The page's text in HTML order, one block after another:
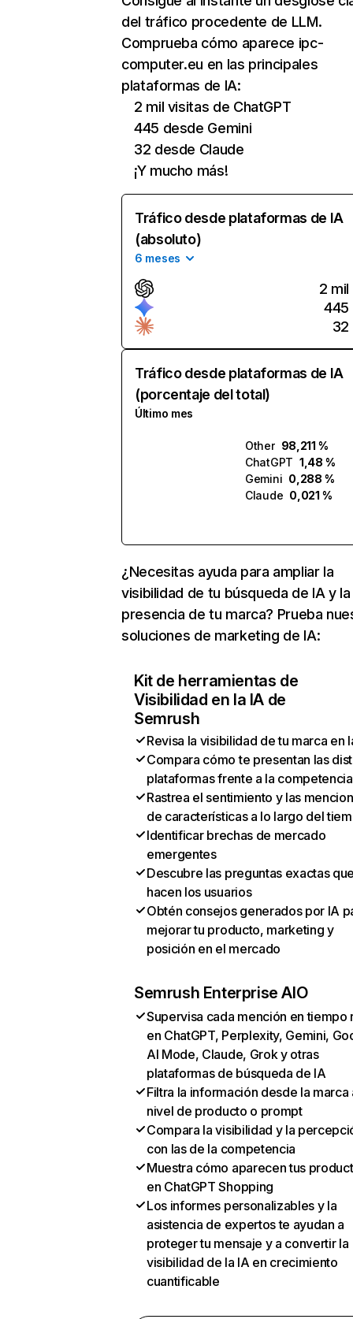
del tráfico procedente de LLM.
Comprueba cómo aparece ipc-
computer.eu en las principales
plataformas de IA:
2 mil visitas de ChatGPT
445 desde Gemini
32 desde Claude
¡Y mucho más!
Tráfico desde plataformas de IA
(absoluto)
6 meses
2 mil
445
32
Tráfico desde plataformas de IA
(porcentaje del total)
Último mes
Other 98,211 %
ChatGPT 1,48 %
Gemini 0,288 %
Claude 0,021 %
¿Necesitas ayuda para ampliar la
visibilidad de tu búsqueda de IA y la
presencia de tu marca? Prueba
soluciones de marketing de IA:
Kit de herramientas de
Visibilidad en la IA de
Semrush
Revisa la visibilidad de tu marca en
Compara cómo te presentan las
plataformas frente a la competencia
Rastrea el sentimiento y las
de características a lo largo del
Identificar brechas de mercado
emergentes
Descubre las preguntas exactas
hacen los usuarios
Obtén consejos generados por IA
mejorar tu producto, marketing y
posición en el mercado
Semrush Enterprise AIO
Supervisa cada mención en tiempo
en ChatGPT, Perplexity, Gemini,
AI Mode, Claude, Grok y otras
plataformas de búsqueda de IA
Filtra la información desde la marca
nivel de producto o prompt
Compara la visibilidad y la
con las de la competencia
Muestra cómo aparecen tus
en ChatGPT Shopping
Los informes personalizables y la
asistencia de expertos te ayudan a
proteger tu mensaje y a convertir la
visibilidad de la IA en crecimiento
cuantificable